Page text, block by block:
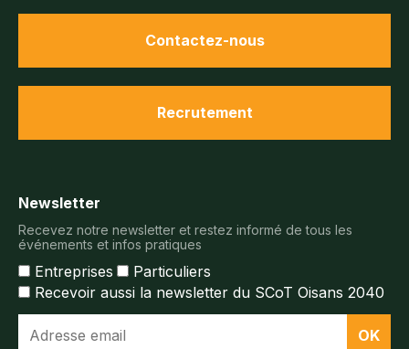
Contactez-nous
Recrutement
Newsletter
Recevez notre newsletter et restez informé de tous les
événements et infos pratiques
Entreprises
Particuliers
Recevoir aussi la newsletter du SCoT Oisans 2040